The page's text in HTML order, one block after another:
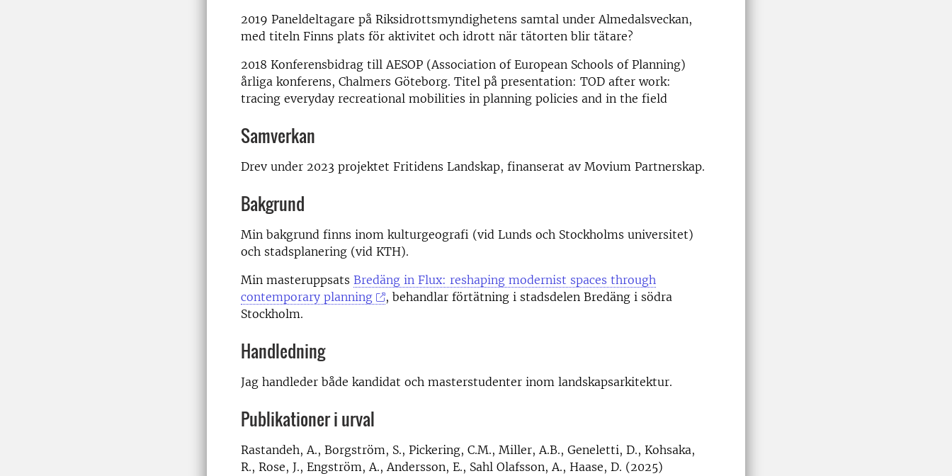
2019 Paneldeltagare på Riksidrottsmyndighetens samtal under Almedalsveckan,
med titeln Finns plats för aktivitet och idrott när tätorten blir tätare?
2018 Konferensbidrag till AESOP (Association of European Schools of Planning)
årliga konferens, Chalmers Göteborg. Titel på presentation: TOD after work:
tracing everyday recreational mobilities in planning policies and in the field
Samverkan
Drev under 2023 projektet Fritidens Landskap, finanserat av Movium Partnerskap.
Bakgrund
Min bakgrund finns inom kulturgeografi (vid Lunds och Stockholms universitet)
och stadsplanering (vid KTH).
Min masteruppsats Bredäng in Flux: reshaping modernist spaces through
contemporary planning
, behandlar förtätning i stadsdelen Bredäng i södra
Stockholm.
Handledning
Jag handleder både kandidat och masterstudenter inom landskapsarkitektur.
Publikationer i urval
Rastandeh, A., Borgström, S., Pickering, C.M., Miller, A.B., Geneletti, D., Kohsaka,
R., Rose, J., Engström, A., Andersson, E., Sahl Olafsson, A., Haase, D. (2025)